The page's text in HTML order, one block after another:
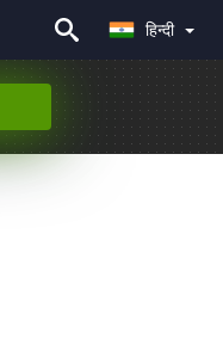
हिन्दी